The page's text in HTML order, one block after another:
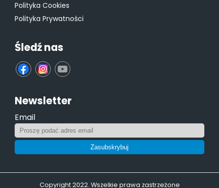
Polityka Cookies
Polityka Prywatności
Śledź nas
fb ins yt
Newsletter
Email
Zasubskrybuj
Copyright 2022. Wszelkie prawa zastrzeżone